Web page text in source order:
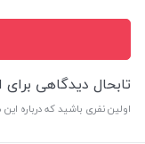
تابحال دیدگاهی
اولین نفری باشید که درباره